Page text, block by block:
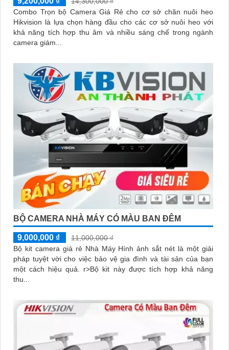
Combo Trọn bộ Camera Giá Rẻ cho cơ sở chăn nuôi heo
Hikvision là lựa chọn hàng đầu cho các cơ sở nuôi heo với
khả năng tích hợp thu âm và nhiều sáng chế trong ngành
camera giám...
BỘ CAMERA NHÀ MÁY CÓ MÀU BAN ĐÊM
9,000,000 ₫
11,000,000 ₫
Bộ kit camera giá rẻ Nhà Máy Hính ảnh sắt nét là một giải
pháp tuyệt vời cho việc bảo vệ gia đình và tài sản của bạn
một cách hiệu quả. r>Bộ kit này được tích hợp khả năng
thu...